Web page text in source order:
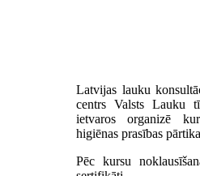
Latvijas lauku
centrs Valsts Lauku
ietvaros organizē
higiēnas prasības
Pēc kursu